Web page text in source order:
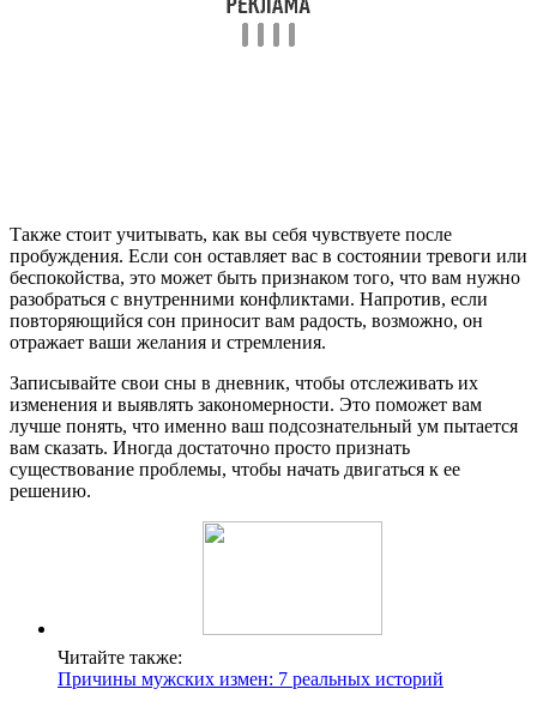
Также стоит учитывать, как вы себя чувствуете после
пробуждения. Если сон оставляет вас в состоянии тревоги или
беспокойства, это может быть признаком того, что вам нужно
разобраться с внутренними конфликтами. Напротив, если
повторяющийся сон приносит вам радость, возможно, он
отражает ваши желания и стремления.
Записывайте свои сны в дневник, чтобы отслеживать их
изменения и выявлять закономерности. Это поможет вам
лучше понять, что именно ваш подсознательный ум пытается
вам сказать. Иногда достаточно просто признать
существование проблемы, чтобы начать двигаться к ее
решению.
Читайте также:
Причины мужских измен: 7 реальных историй